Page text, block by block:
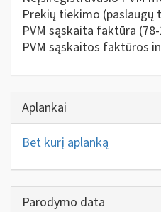
Prekių tiekimo
PVM sąskaita faktūra
PVM sąskaitos faktūros
Aplankai
Bet kurį aplanką
Parodymo data